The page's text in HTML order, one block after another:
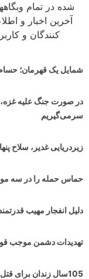
شده در تمام
آخرین اخبار و
کنندگان و
شمایل یک قهرمان؛
در صورت جنگ علیه غزه،
سرمی‌گیریم
زیردریایی غدیر، سلاح
حماس حمله را در سه
دلیل انفجار مهیب
تهدیدات دشمن موجب
105سال زندان برای قتل کماندوی هلندی